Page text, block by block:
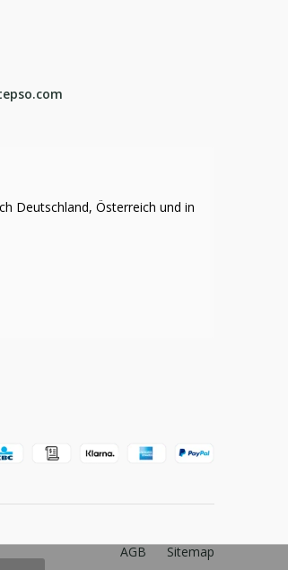
Deutschland, Österreich und in
AGB Sitemap